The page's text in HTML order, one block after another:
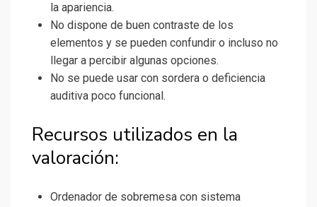
la apariencia.
No dispone de buen contraste de los
elementos y se pueden confundir o incluso no
llegar a percibir algunas opciones.
No se puede usar con sordera o deficiencia
auditiva poco funcional.
Recursos utilizados en la
valoración:
Ordenador de sobremesa con sistema